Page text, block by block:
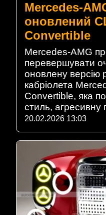
Mercedes-
оновлений
Convertible
Mercedes-AMG
перевершувати
оновлену версію
кабріолета
Convertible, яка
стиль, агресивну
20.02.2026 13:03